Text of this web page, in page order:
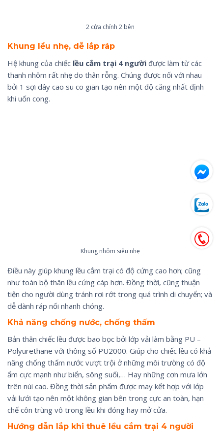
2 cửa chính 2 bên
Khung lều nhẹ, dễ lắp ráp
Hệ khung của chiếc lều cắm trại 4 người được làm từ các
thanh nhôm rất nhẹ do thân rỗng. Chúng được nối với nhau
bởi 1 sợi dây cao su co giãn tạo nên một độ căng nhất định
khi uốn cong.
Khung nhôm siêu nhẹ
Điều này giúp khung lều cắm trại có độ cứng cao hơn; cũng
như toàn bộ thân lều cứng cáp hơn. Đồng thời, cũng thuận
tiện cho người dùng tránh rơi rớt trong quá trình di chuyển; và
dễ dành ráp nối nhanh chóng.
Khả năng chống nước, chống thấm
Bản thân chiếc lều được bao bọc bởi lớp vải làm bằng PU –
Polyurethane với thông số PU2000. Giúp cho chiếc lều có khả
năng chống thấm nước vượt trội ở những môi trường có độ
ẩm cực mạnh như biển, sông suối,… Hay những cơn mưa lớn
trên núi cao. Đồng thời sản phẩm được may kết hợp với lớp
vải lưới tạo nên một không gian bên trong cực an toàn, hạn
chế côn trùng vô trong lều khi đóng hay mở cửa.
Hướng dẫn lắp khi thuê lều cắm trại 4 người